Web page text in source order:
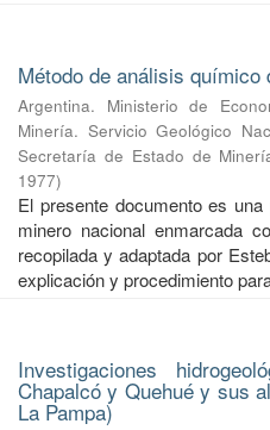
Método de análisis químico
Argentina. Ministerio de
Minería. Servicio Geológico
Secretaría de Estado de
1977)
El presente documento es
minero nacional enmarcada
recopilada y adaptada por
explicación y procedimiento
Investigaciones
Chapalcó y Quehué y sus
La Pampa)